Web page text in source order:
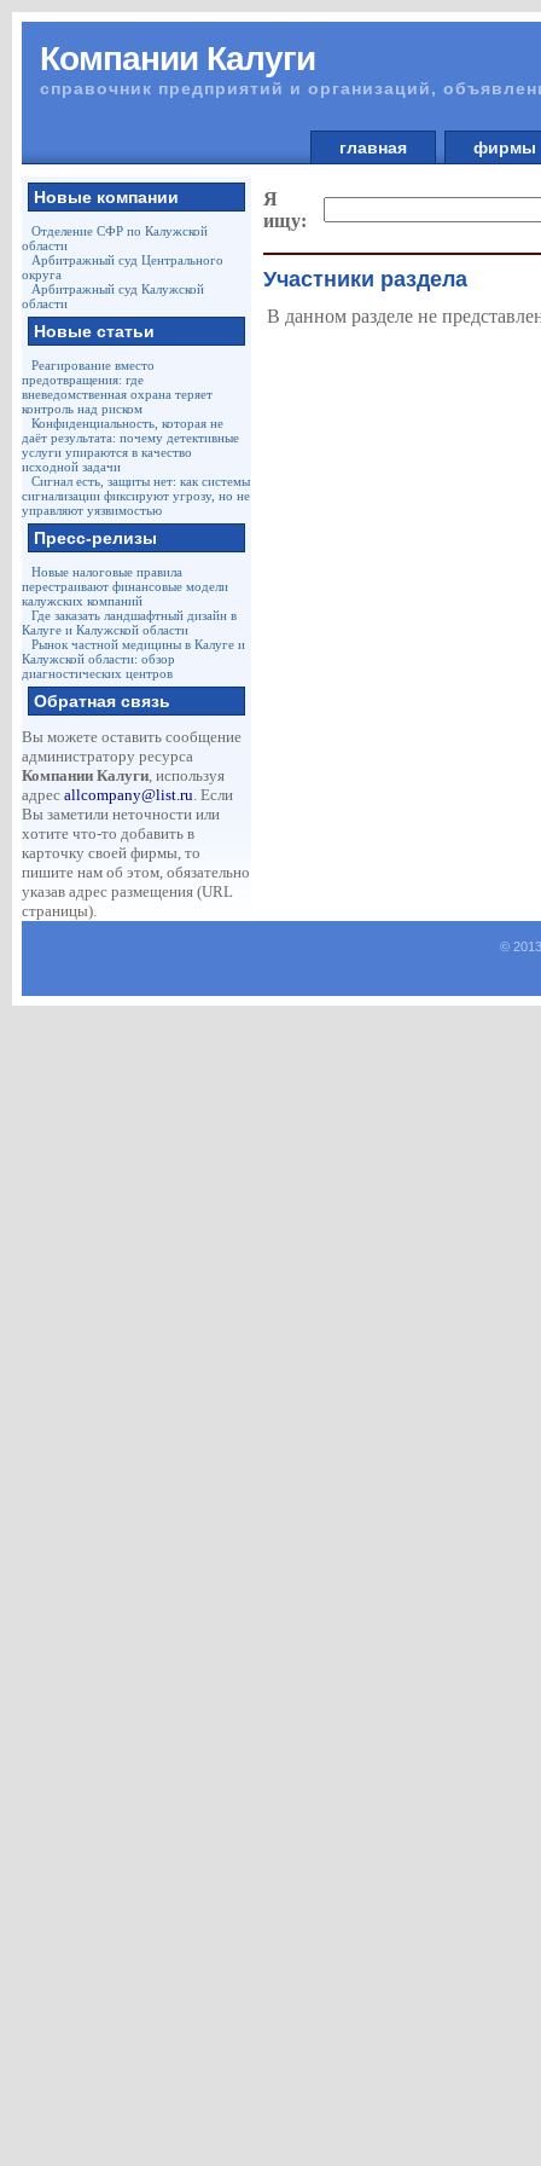
Компании Калуги
справочник предприятий и организаций,
главная
Новые компании
Отделение СФР по Калужской
области
Арбитражный суд Центрального
округа
Арбитражный суд Калужской
области
Новые статьи
Реагирование вместо
предотвращения: где
вневедомственная охрана теряет
контроль над риском
Конфиденциальность, которая не
даёт результата: почему детективные
услуги упираются в качество
исходной задачи
Сигнал есть, защиты нет: как системы
сигнализации фиксируют угрозу, но не
управляют уязвимостью
Пресс-релизы
Новые налоговые правила
перестраивают финансовые модели
калужских компаний
Где заказать ландшафтный дизайн в
Калуге и Калужской области
Рынок частной медицины в Калуге и
Калужской области: обзор
диагностических центров
Обратная связь
Вы можете оставить сообщение
администратору ресурса
Компании Калуги, используя
адрес allcompany@list.ru. Если
Вы заметили неточности или
хотите что-то добавить в
карточку своей фирмы, то
пишите нам об этом, обязательно
указав адрес размещения (URL
страницы).
Я
ищу:
Участники раздела
В данном разделе не
©